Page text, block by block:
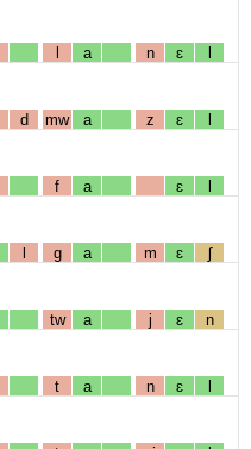
l a n ɛ l
d mw a z ɛ l
f a ɛ l
l g a m ɛ ʃ
tw a j ɛ n
t a n ɛ l